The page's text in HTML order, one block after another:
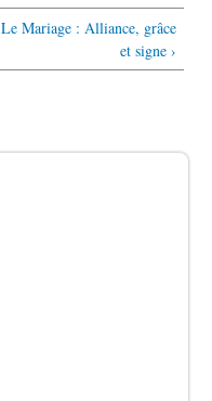
Le Mariage : Alliance, grâce
et signe ›